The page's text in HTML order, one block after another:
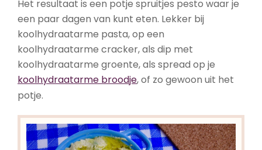
Het resultaat is een potje spruitjes pesto waar je
een paar dagen van kunt eten. Lekker bij
koolhydraatarme pasta, op een
koolhydraatarme cracker, als dip met
koolhydraatarme groente, als spread op je
koolhydraatarme broodje, of zo gewoon uit het
potje.